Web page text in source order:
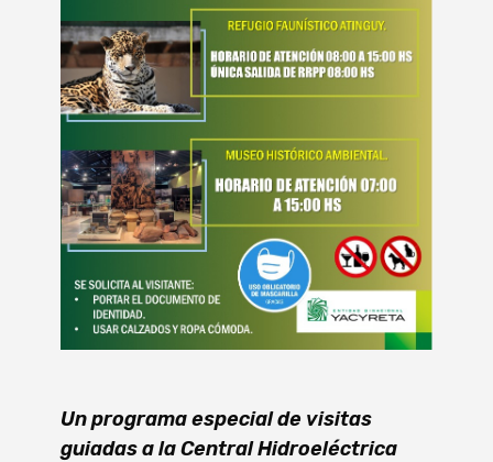
Un programa especial de visitas
guiadas a la Central Hidroeléctrica